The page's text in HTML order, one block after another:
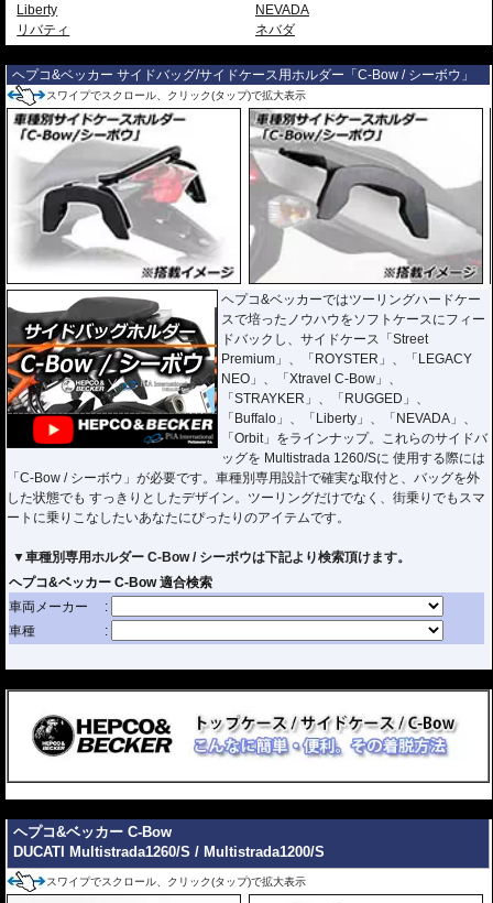
Liberty
リバティ
NEVADA
ネバダ
ヘプコ&ベッカー サイドバッグ/サイドケース用ホルダー「C-Bow / シーボウ」
スワイプでスクロール、クリック(タップ)で拡大表示
ヘプコ&ベッカーではツーリングハードケー
スで培ったノウハウをソフトケースにフィー
ドバックし、サイドケース「Street
Premium」、「ROYSTER」、「LEGACY
NEO」、「Xtravel C-Bow」、
「STRAYKER」、「RUGGED」、
「Buffalo」、「Liberty」、「NEVADA」、
「Orbit」をラインナップ。これらのサイドバ
ッグを Multistrada 1260/Sに 使用する際には
「C-Bow / シーボウ」が必要です。車種別専用設計で確実な取付と、バッグを外
した状態でも すっきりとしたデザイン。ツーリングだけでなく、街乗りでもスマ
ートに乗りこなしたいあなたにぴったりのアイテムです。
▼車種別専用ホルダー C-Bow / シーボウは下記より検索頂けます。
ヘプコ&ベッカー C-Bow
DUCATI Multistrada1260/S / Multistrada1200/S
スワイプでスクロール、クリック(タップ)で拡大表示